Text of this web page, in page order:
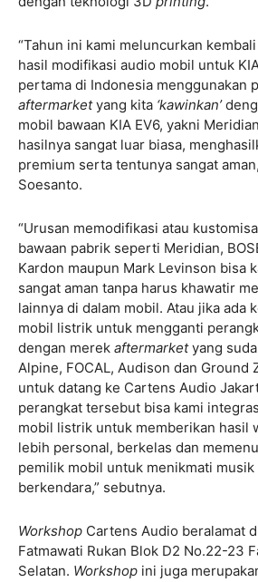
“Tahun ini kami meluncurkan
hasil modifikasi audio mobil untuk
pertama di Indonesia menggunakan
aftermarketyang kita ‘kawinkan’
mobil bawaan KIA EV6, yakni
hasilnya sangat luar biasa,
premium serta tentunya sangat
Soesanto.
“Urusan memodifikasi atau
bawaan pabrik seperti Meridian,
Kardon maupun Mark Levinson bisa
sangat aman tanpa harus khawatir
lainnya di dalam mobil. Atau jika ada
mobil listrik untuk mengganti
dengan merek aftermarketyang
Alpine, FOCAL, Audison dan Ground
untuk datang ke Cartens Audio
perangkat tersebut bisa kami
mobil listrik untuk memberikan hasil
lebih personal, berkelas dan
pemilik mobil untuk menikmati
berkendara,” sebutnya.
Workshop Cartens Audio beralamat
Fatmawati Rukan Blok D2 No.22-23
Selatan. Workshop ini juga